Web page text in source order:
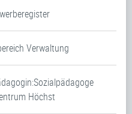
Verwaltung
Höchst